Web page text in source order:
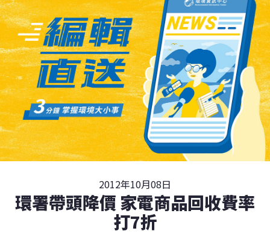
2012年10月08日
環署帶頭降價 家電商品回收費率
打7折